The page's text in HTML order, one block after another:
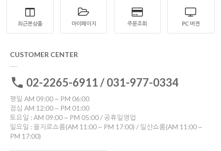
최근본상품 마이페이지 주문조회 PC 버젼
CUSTOMER CENTER
02-2265-6911 / 031-977-0334
평일 AM 09:00 ~ PM 06:00
점심 AM 12:00 ~ PM 01:00
토요일 : AM 09:00 ~ PM 05:00 / 공휴일영업
일요일 : 을지로쇼룸(AM 11:00 ~ PM 17:00) / 일산쇼룸(AM 11:00 ~
PM 17:00)